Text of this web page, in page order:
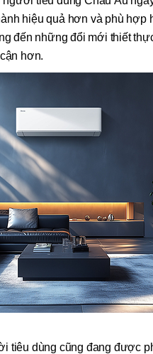
hiệu quả hơn và phù
đến những đổi mới thiết
hơn.
tiêu dùng cũng đang được